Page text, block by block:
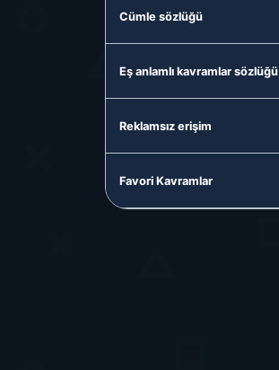
Cümle sözlüğü
Eş anlamlı kavramlar sözlüğü
Reklamsız erişim
Favori Kavramlar